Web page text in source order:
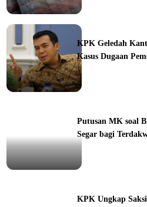
KPK Geledah
Kasus Dugaan
Putusan MK soal
Segar bagi
KPK Ungkap